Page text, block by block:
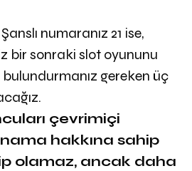
Şanslı numaranız 21 ise,
bir sonraki slot oyununu
bulundurmanız gereken üç
çevrimiçi
hakkına sahip
olamaz, ancak daha